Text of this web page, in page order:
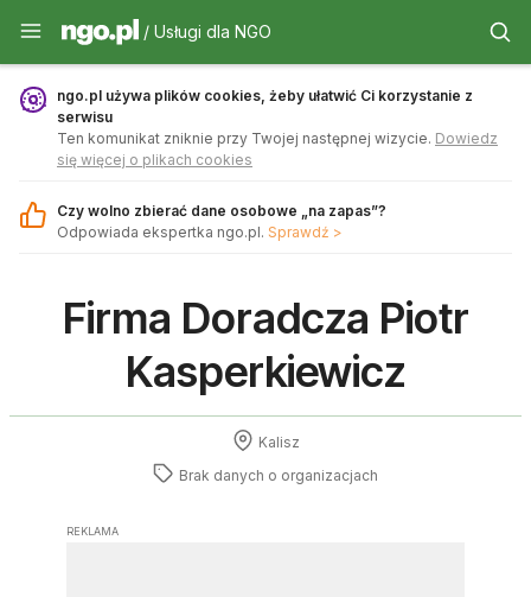
Usługi dla NGO - ngo.pl
/ Usługi dla NGO
ngo.pl używa plików cookies, żeby ułatwić Ci korzystanie z
serwisu
Ten komunikat zniknie przy Twojej następnej wizycie. Dowiedz
się więcej o plikach cookies
Czy wolno zbierać dane osobowe „na zapas”?
Odpowiada ekspertka ngo.pl. Sprawdź >
Firma Doradcza Piotr
Kasperkiewicz
Kalisz
Brak danych o organizacjach
REKLAMA